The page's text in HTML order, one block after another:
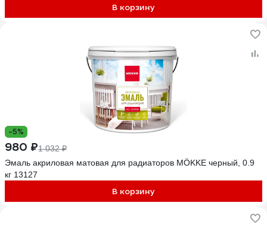
В корзину
-5%
980 ₽1 032 ₽
Эмаль акриловая матовая для радиаторов MÖKKE черный, 0.9
кг 13127
В корзину